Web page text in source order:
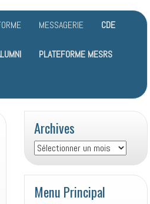
MESSAGERIE CDE
PLATEFORME MESRS
Archives
Archives
Menu Principal